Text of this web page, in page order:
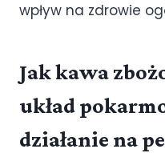
wpływ na zdrowie
Jak kawa
układ
działanie na